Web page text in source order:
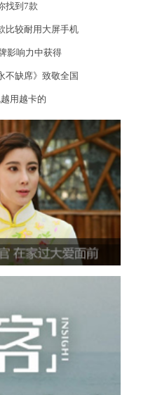
找到7款
比较耐用大屏手机
影响力中获得
不缺席》致敬全国
用越卡的